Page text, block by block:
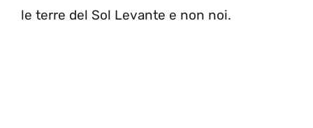
le terre del Sol Levante e non noi.